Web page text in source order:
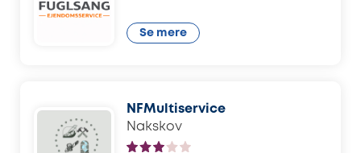
Se mere
NFMultiservice
Nakskov